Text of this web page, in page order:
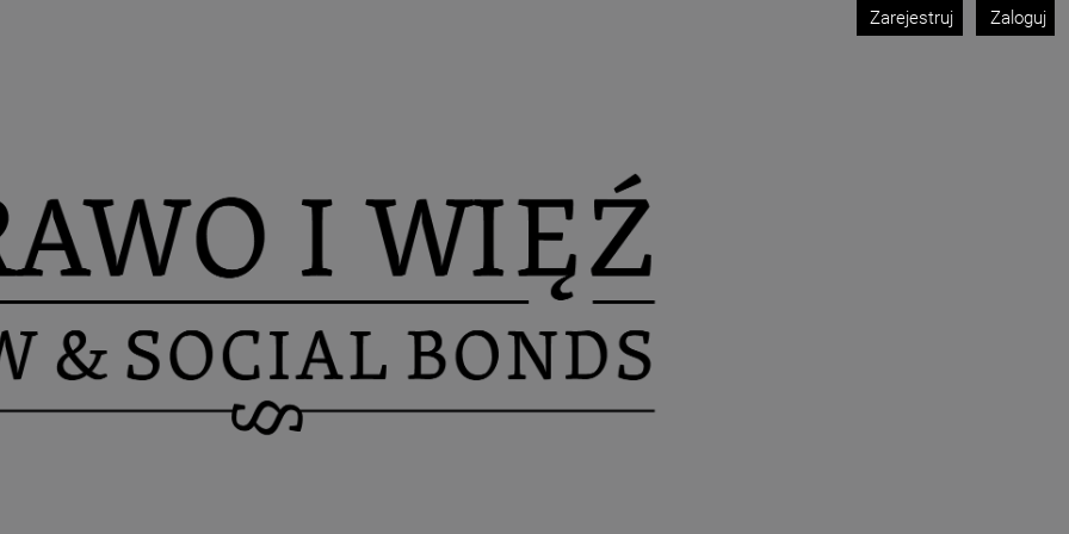
Zarejestruj Zaloguj